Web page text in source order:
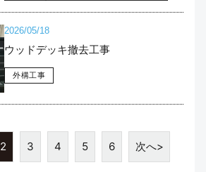
2026/05/18
ウッドデッキ撤去工事
外構工事
2 3 4 5 6 次へ>